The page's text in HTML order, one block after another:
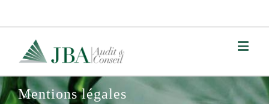
Mentions légales